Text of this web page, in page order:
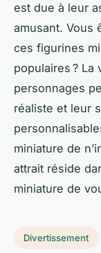
est due à leur
amusant. Vous
ces figurines
populaires ? La
personnages
réaliste et leur
miniature de
attrait réside
miniature de
Divertissement